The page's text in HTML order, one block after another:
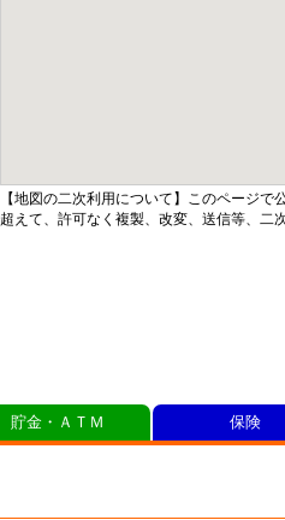
【地図の二次利用について】このページ
超えて、許可なく複製、改変、送信等、二
貯金・ＡＴＭ 保険